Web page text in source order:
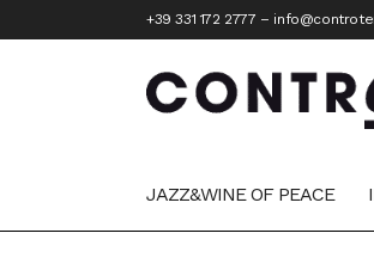
+39 331 172 2777 –
JAZZ&WINE OF PEACE